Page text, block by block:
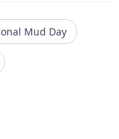
Mud Day